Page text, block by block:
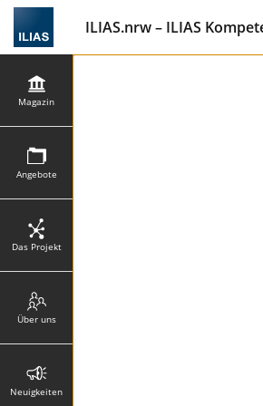
ILIAS.nrw – ILIAS
Magazin
Angebote
Das Projekt
Über uns
Neuigkeiten